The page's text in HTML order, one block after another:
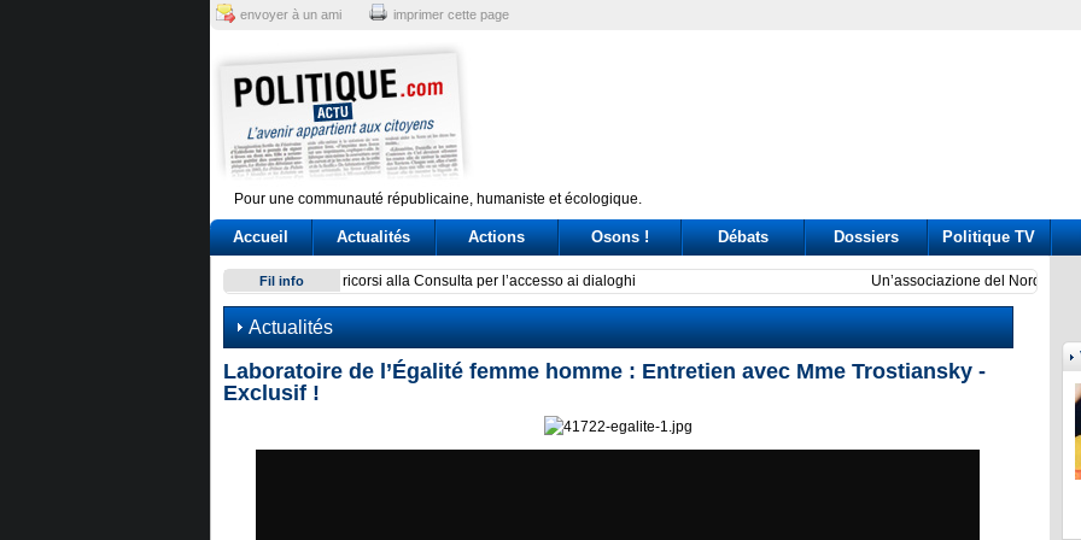
envoyer à un ami imprimer cette page
Pour une communauté républicaine, humaniste et écologique.
Accueil Actualités Actions Osons ! Débats Dossiers Politique TV
Fil info Un’associazione del Nord: la sfida dei governatori nella Pontida di Salvini
Actualités
Laboratoire de l’Égalité femme homme : Entretien avec Mme Trostiansky -
Exclusif !